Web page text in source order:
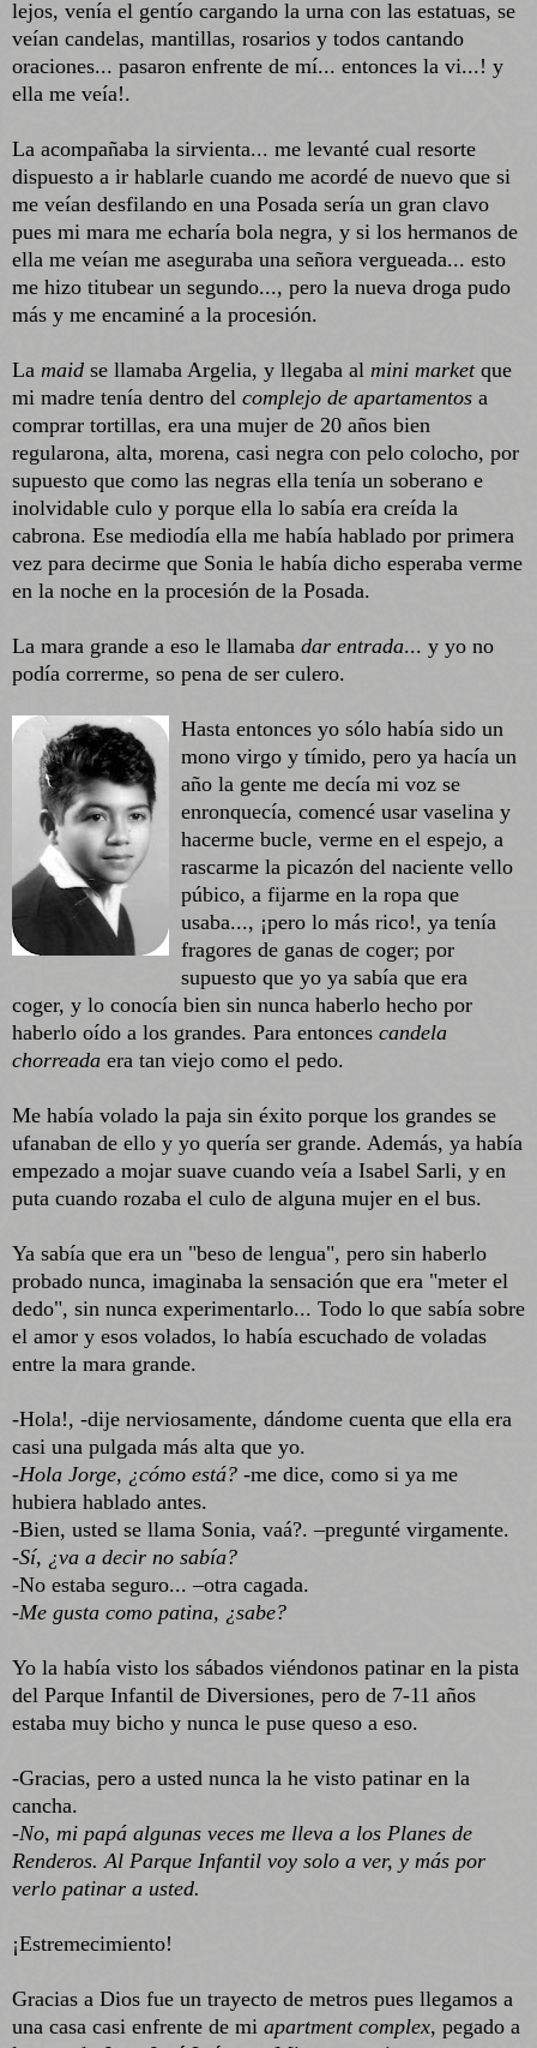
lejos, venía el gentío cargando la urna con las estatuas, se
veían candelas, mantillas, rosarios y todos cantando
oraciones... pasaron enfrente de mí... entonces la vi...! y
ella me veía!.
La acompañaba la sirvienta... me levanté cual resorte
dispuesto a ir hablarle cuando me acordé de nuevo que si
me veían desfilando en una Posada sería un gran clavo
pues mi mara me echaría bola negra, y si los hermanos de
ella me veían me aseguraba una señora vergueada... esto
me hizo titubear un segundo..., pero la nueva droga pudo
más y me encaminé a la procesión.
La maid se llamaba Argelia, y llegaba al mini marketque
mi madre tenía dentro del complejo de apartamentos a
comprar tortillas, era una mujer de 20 años bien
regularona, alta, morena, casi negra con pelo colocho, por
supuesto que como las negras ella tenía un soberano e
inolvidable culo y porque ella lo sabía era creída la
cabrona. Ese mediodía ella me había hablado por primera
vez para decirme que Sonia le había dicho esperaba verme
en la noche en la procesión de la Posada.
La mara grande a eso le llamaba dar entrada... y yo no
podía correrme, so pena de ser culero.
Hasta entonces yo sólo había sido un
mono virgo y tímido, pero ya hacía un
año la gente me decía mi voz se
enronquecía, comencé usar vaselina y
hacerme bucle, verme en el espejo, a
rascarme la picazón del naciente vello
púbico, a fijarme en la ropa que
usaba..., ¡pero lo más rico!, ya tenía
fragores de ganas de coger; por
supuesto que yo ya sabía que era
coger, y lo conocía bien sin nunca haberlo hecho por
haberlo oído a los grandes. Para entonces candela
chorreada era tan viejo como el pedo.
Me había volado la paja sin éxito porque los grandes se
ufanaban de ello y yo quería ser grande. Además, ya había
empezado a mojar suave cuando veía a Isabel Sarli, y en
puta cuando rozaba el culo de alguna mujer en el bus.
Ya sabía que era un "beso de lengua", pero sin haberlo
probado nunca, imaginaba la sensación que era "meter el
dedo", sin nunca experimentarlo... Todo lo que sabía sobre
el amor y esos volados, lo había escuchado de voladas
entre la mara grande.
-Hola!, -dije nerviosamente, dándome cuenta que ella era
casi una pulgada más alta que yo.
-Hola Jorge, ¿cómo está? -me dice, como si ya me
hubiera hablado antes.
-Bien, usted se llama Sonia, vaá?. –pregunté virgamente.
-Sí, ¿va a decir no sabía?
-No estaba seguro... –otra cagada.
-Me gusta como patina, ¿sabe?
Yo la había visto los sábados viéndonos patinar en la pista
del Parque Infantil de Diversiones, pero de 7-11 años
estaba muy bicho y nunca le puse queso a eso.
-Gracias, pero a usted nunca la he visto patinar en la
cancha.
-No, mi papá algunas veces me lleva a los Planes de
Renderos. Al Parque Infantil voy solo a ver, y más por
verlo patinar a usted.
¡Estremecimiento!
Gracias a Dios fue un trayecto de metros pues llegamos a
una casa casi enfrente de mi apartment complex, pegado a